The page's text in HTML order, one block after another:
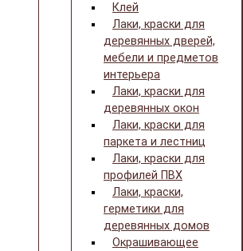
Клей
Лаки, краски для
деревянных дверей,
мебели и предметов
интерьера
Лаки, краски для
деревянных окон
Лаки, краски для
паркета и лестниц
Лаки, краски для
профилей ПВХ
Лаки, краски,
герметики для
деревянных домов
Окрашивающее